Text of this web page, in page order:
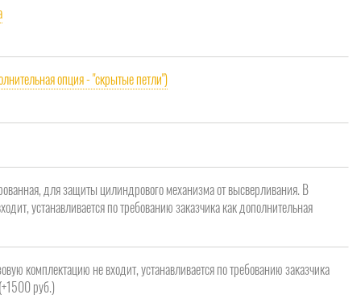
опция - "скрытые петли")
для защиты цилиндрового механизма от высверливания. В
устанавливается по требованию заказчика как дополнительная
комплектацию не входит, устанавливается по требованию заказчика
руб.)